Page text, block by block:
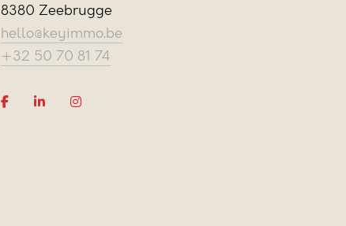
8380 Zeebrugge
hello@keyimmo.be
+32 50 70 81 74